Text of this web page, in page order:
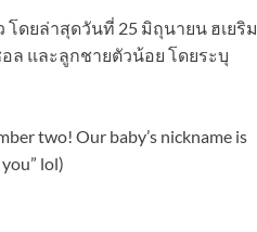
ดยล่าสุดวันที่ 25 มิถุนายน ฮเยริม
และลูกชายตัวน้อย โดยระบุ
two! Our baby’s nickname is
lol)